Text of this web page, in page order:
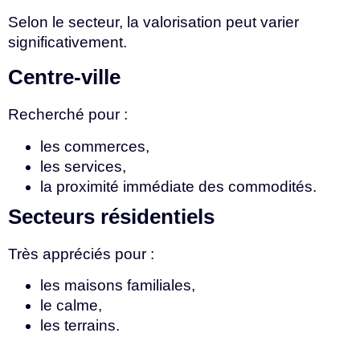
Selon le secteur, la valorisation peut varier
significativement.
Centre-ville
Recherché pour :
les commerces,
les services,
la proximité immédiate des commodités.
Secteurs résidentiels
Très appréciés pour :
les maisons familiales,
le calme,
les terrains.